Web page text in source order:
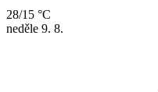
28/15 °C
neděle 9. 8.